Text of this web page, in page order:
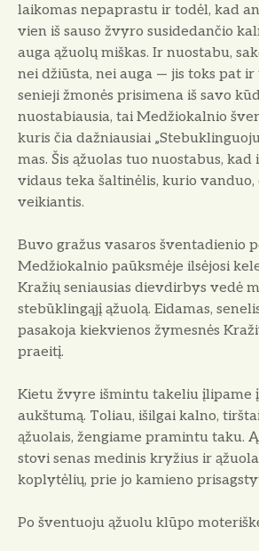
lai­komas nepaprastu ir todėl, kad
vien iš sauso žvyro su­sidedančio
auga ąžuolų miškas. Ir nuostabu,
nei džiūsta, nei auga — jis toks pat ir
senieji žmonės prisimena iš savo
nuostabiausia, tai Medžiokalnio
kuris čia dažniau­siai
mas. Šis ąžuolas tuo nuostabus, kad
vidaus teka šaltinėlis, ku­rio vanduo,
veikian­tis.
Buvo gražus vasaros šventadienio
Medžiokalnio paūksmėje il­sėjosi
Kražių seniau­sias dievdirbys vedė
stebūklingąjį ąžuolą. Eidamas,
pasakoja kiekvienos žy­mesnės
praeitį.
Kietu žvyre išmintu takeliu įlipame
aukštumą. Toliau, iš­ilgai kalno,
ąžuolais, žengiame pramintu taku.
stovi senas medinis kryžius ir
koplytėlių, prie jo kamieno
Po šventuoju ąžuolu klūpo